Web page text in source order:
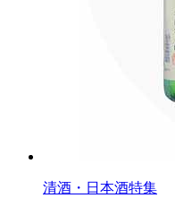
清酒・日本酒特集